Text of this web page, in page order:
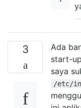
—
3
Ada
start-
saya
/etc/